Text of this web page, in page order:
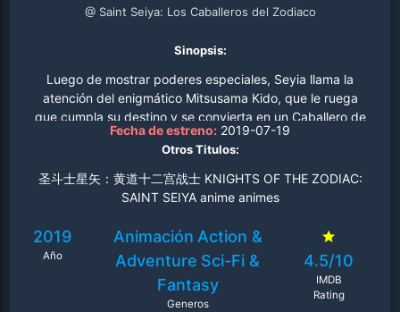
@ Saint Seiya: Los Caballeros del Zodiaco
Sinopsis:
Luego de mostrar poderes especiales, Seyia llama la
atención del enigmático Mitsusama Kido, que le ruega
que cumpla su destino y se convierta en un Caballero de
Bronce..
Fecha de estreno: 2019-07-19
Otros Titulos:
圣斗士星矢：黄道十二宫战士 KNIGHTS OF THE ZODIAC:
SAINT SEIYA anime animes
2019
Año
Animación Action &
Adventure Sci-Fi &
Fantasy
Generos
4.5/10
IMDB
Rating